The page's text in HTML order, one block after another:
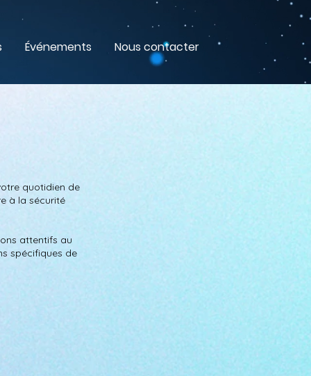
Événements Nous contacter
quotidien de
à la sécurité
attentifs au
spécifiques de